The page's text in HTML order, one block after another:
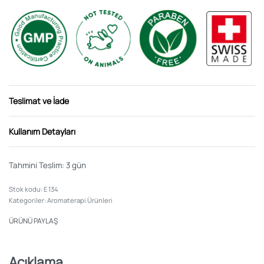
Teslimat ve İade
Kullanım Detayları
Tahmini Teslim: 3 gün
E 134
Kategoriler:Aromaterapi Ürünleri
ÜRÜNÜ PAYLAŞ